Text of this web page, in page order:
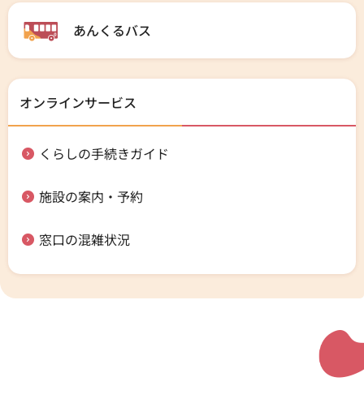
あんくるバス
オンラインサービス
くらしの手続きガイド
施設の案内・予約
窓口の混雑状況